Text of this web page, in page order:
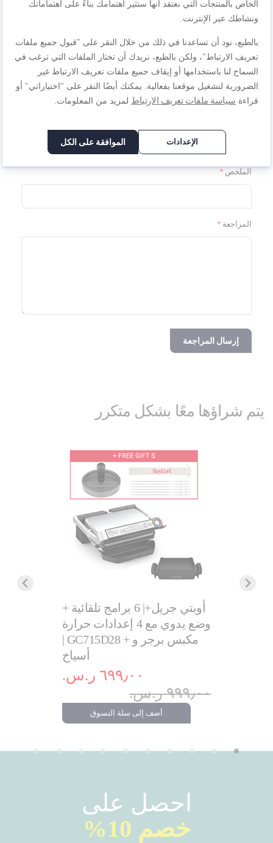
1
نجمة
2
نجوم
3
نجوم
4
نجوم
5
نجوم
السعر
نجمة
نجوم
نجوم
نجوم
نجوم
تصنيف
12345
الملخص
المراجعة
إرسال المراجعة
يتم شراؤها معًا بشكل متكرر
أوبتي جريل+| 6 برامج تلقائية +
وضع يدوي مع 4 إعدادات حرارة
| GC715D28 + مكبس برجر و
أسياخ
٦٩٩٫٠٠ ر.س.‏
٩٩٩٫٠٠ ر.س.‏
أضف إلى سلة التسوق
احصل على
خصم 10%
الخاص بالمنتجات التي نعتقد أنها ستثير اهتمامك بناءً على اهتماماتك
ونشاطك عبر الإنترنت.
بالطبع، نود أن تساعدنا في ذلك من خلال النقر على "قبول جميع ملفات
تعريف الارتباط"، ولكن بالطبع، نريدك أن تختار الملفات التي ترغب في
السماح لنا باستخدامها أو إيقاف جميع ملفات تعريف الارتباط غير
الضرورية لتشغيل موقعنا بفعالية. يمكنك أيضًا النقر على "اختياراتي" أو
قراءة سياسة ملفات تعريف الارتباط لمزيد من المعلومات.
الإعدادات الموافقة على الكل